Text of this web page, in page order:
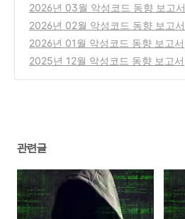
2026년 03월 악성코드 동향 보고서
2026년 02월 악성코드 동향 보고서
2026년 01월 악성코드 동향 보고서
2025년 12월 악성코드 동향 보고서
관련글